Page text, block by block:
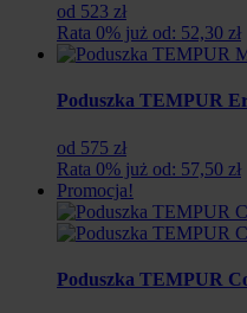
od 523 zł
Rata 0% już od: 52,30 zł
Poduszka TEMPUR
od 575 zł
Rata 0% już od: 57,50 zł
Promocja!
Poduszka TEMPUR